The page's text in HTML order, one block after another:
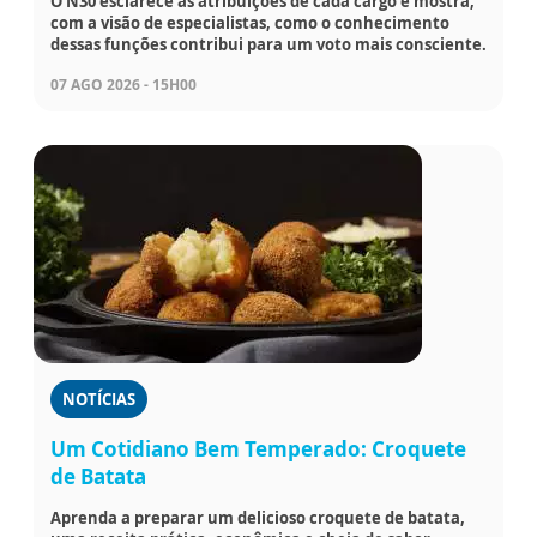
com a visão de especialistas, como o conhecimento
dessas funções contribui para um voto mais consciente.
07 AGO 2026 - 15H00
NOTÍCIAS
Um Cotidiano Bem Temperado: Croquete
de Batata
Aprenda a preparar um delicioso croquete de batata,